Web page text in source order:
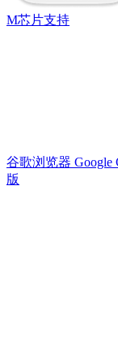
M芯片支持
谷歌浏览器 Google
版